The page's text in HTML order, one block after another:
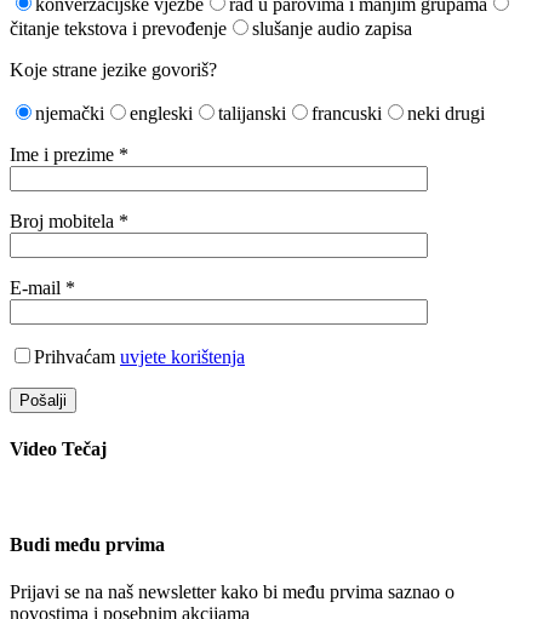
čitanje tekstova i prevođenje
slušanje audio zapisa
Koje strane jezike govoriš?
njemački engleski talijanski francuski
neki drugi
Ime i prezime *
Broj mobitela *
E-mail *
Prihvaćam uvjete korištenja
Video Tečaj
Budi među prvima
Prijavi se na naš newsletter kako bi među prvima saznao o
novostima i posebnim akcijama